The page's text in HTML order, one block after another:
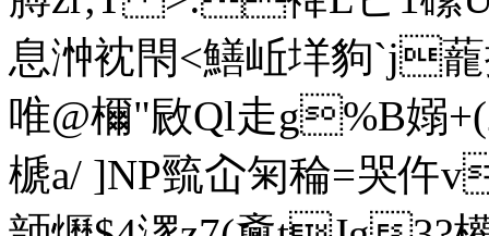
息浺衴閇<鱔岴垟豿` j
唯@檷"敐Ql走g%B嫋
榹a/ ]NP巰屳匊稐=哭